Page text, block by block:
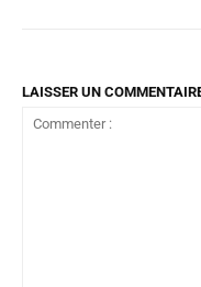
LAISSER UN